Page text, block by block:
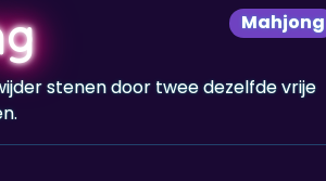
Mahjong
stenen door twee dezelfde vrije